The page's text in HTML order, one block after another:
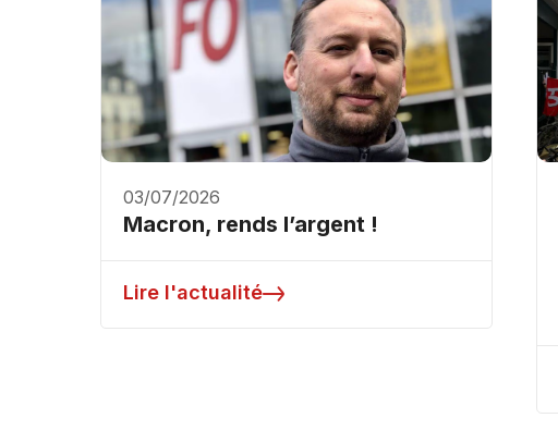
03/07/2026
Macron, rends l’argent !
Lire l'actualité